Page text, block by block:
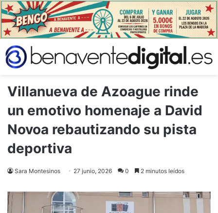
Villanueva de Azoague rinde
un emotivo homenaje a David
Novoa rebautizando su pista
deportiva
Sara Montesinos 27 junio, 2026 0 2 minutos leídos